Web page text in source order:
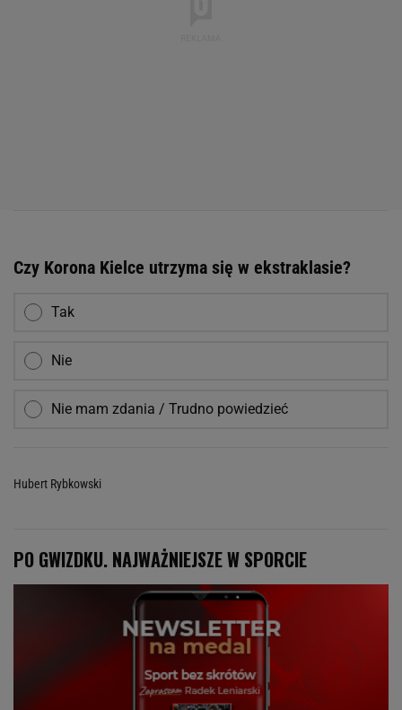
Czy Korona Kielce utrzyma się w ekstraklasie?
Tak
Nie
Nie mam zdania / Trudno powiedzieć
Hubert Rybkowski